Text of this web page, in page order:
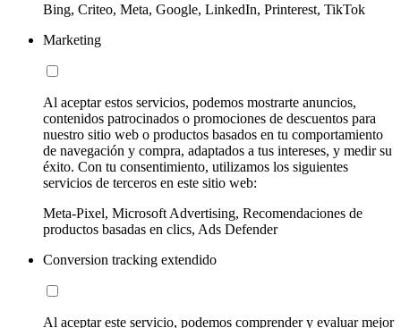
Bing, Criteo, Meta, Google, LinkedIn, Printerest, TikTok
Marketing
Al aceptar estos servicios, podemos mostrarte anuncios,
contenidos patrocinados o promociones de descuentos para
nuestro sitio web o productos basados en tu comportamiento
de navegación y compra, adaptados a tus intereses, y medir su
éxito. Con tu consentimiento, utilizamos los siguientes
servicios de terceros en este sitio web:
Meta-Pixel, Microsoft Advertising, Recomendaciones de
productos basadas en clics, Ads Defender
Conversion tracking extendido
Al aceptar este servicio, podemos comprender y evaluar mejor